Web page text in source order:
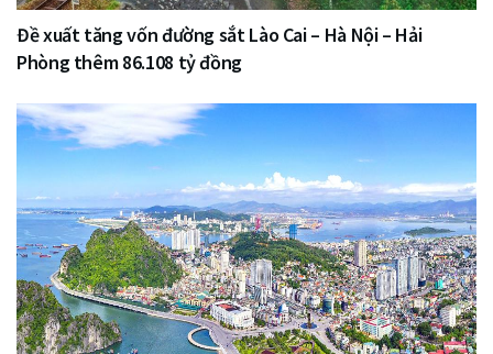
Đề xuất tăng vốn đường sắt Lào Cai – Hà Nội – Hải
Phòng thêm 86.108 tỷ đồng